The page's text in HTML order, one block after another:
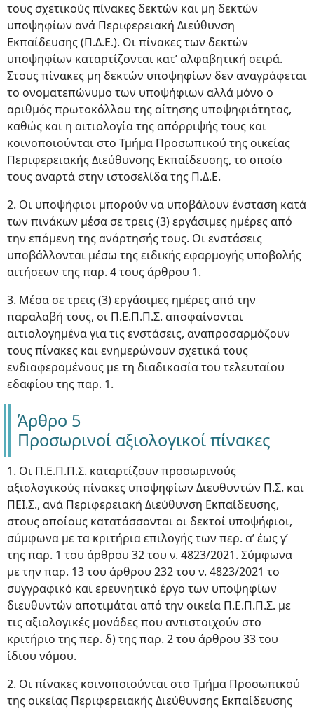
τους σχετικούς πίνακες δεκτών και μη δεκτών
υποψηφίων ανά Περιφερειακή Διεύθυνση
Εκπαίδευσης (Π.Δ.Ε.). Οι πίνακες των δεκτών
υποψηφίων καταρτίζονται κατ’ αλφαβητική σειρά.
Στους πίνακες μη δεκτών υποψηφίων δεν αναγράφεται
το ονοματεπώνυμο των υποψήφιων αλλά μόνο ο
αριθμός πρωτοκόλλου της αίτησης υποψηφιότητας,
καθώς και η αιτιολογία της απόρριψής τους και
κοινοποιούνται στο Τμήμα Προσωπικού της οικείας
Περιφερειακής Διεύθυνσης Εκπαίδευσης, το οποίο
τους αναρτά στην ιστοσελίδα της Π.Δ.Ε.
2. Οι υποψήφιοι μπορούν να υποβάλουν ένσταση κατά
των πινάκων μέσα σε τρεις (3) εργάσιμες ημέρες από
την επόμενη της ανάρτησής τους. Οι ενστάσεις
υποβάλλονται μέσω της ειδικής εφαρμογής υποβολής
αιτήσεων της παρ. 4 τους άρθρου 1.
3. Μέσα σε τρεις (3) εργάσιμες ημέρες από την
παραλαβή τους, οι Π.Ε.Π.Π.Σ. αποφαίνονται
αιτιολογημένα για τις ενστάσεις, αναπροσαρμόζουν
τους πίνακες και ενημερώνουν σχετικά τους
ενδιαφερομένους με τη διαδικασία του τελευταίου
εδαφίου της παρ. 1.
Άρθρο 5
Προσωρινοί αξιολογικοί πίνακες
1. Οι Π.Ε.Π.Π.Σ. καταρτίζουν προσωρινούς
αξιολογικούς πίνακες υποψηφίων Διευθυντών Π.Σ. και
ΠΕΙ.Σ., ανά Περιφερειακή Διεύθυνση Εκπαίδευσης,
στους οποίους κατατάσσονται οι δεκτοί υποψήφιοι,
σύμφωνα με τα κριτήρια επιλογής των περ. α’ έως γ’
της παρ. 1 του άρθρου 32 του ν. 4823/2021. Σύμφωνα
με την παρ. 13 του άρθρου 232 του ν. 4823/2021 το
συγγραφικό και ερευνητικό έργο των υποψηφίων
διευθυντών αποτιμάται από την οικεία Π.Ε.Π.Π.Σ. με
τις αξιολογικές μονάδες που αντιστοιχούν στο
κριτήριο της περ. δ) της παρ. 2 του άρθρου 33 του
ίδιου νόμου.
2. Οι πίνακες κοινοποιούνται στο Τμήμα Προσωπικού
της οικείας Περιφερειακής Διεύθυνσης Εκπαίδευσης